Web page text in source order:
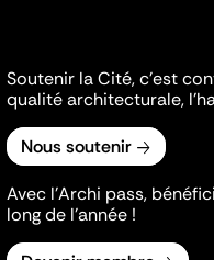
Soutenir la Cité, c'est
qualité architecturale,
Nous soutenir
Avec l’Archi pass,
long de l’année !